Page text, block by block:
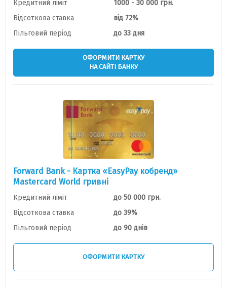
Кредитний ліміт
1000 - 30 000 грн.
Відсоткова ставка
від 72%
Пільговий період
до 33 дня
ОФОРМИТИ КАРТКУ
НА САЙТІ БАНКУ
Forward Bank - Картка «EasyPay кобренд»
Mastercard World гривні
Кредитний ліміт
до 50 000 грн.
Відсоткова ставка
до 39%
Пільговий період
до 90 днів
ОФОРМИТИ КАРТКУ